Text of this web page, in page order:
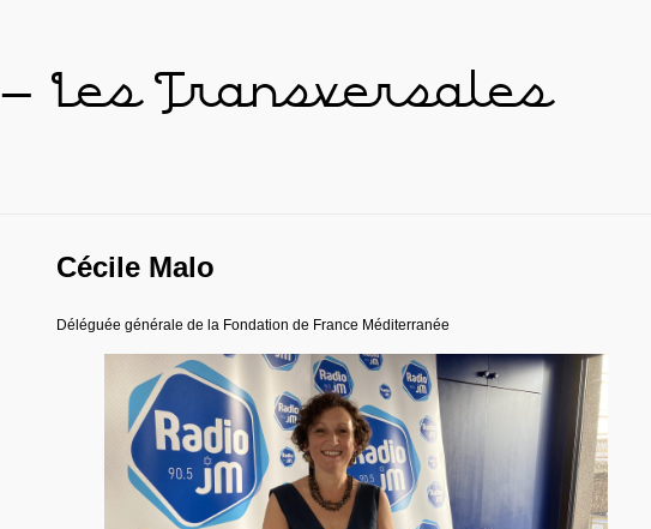
— Les Transversales
Cécile Malo
Déléguée générale de la Fondation de France Méditerranée